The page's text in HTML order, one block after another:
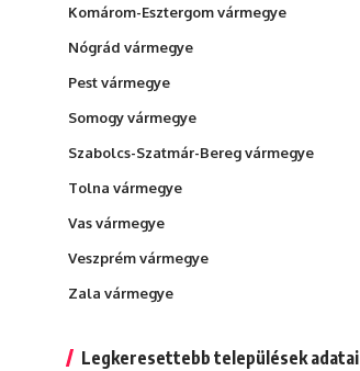
Komárom-Esztergom vármegye
Nógrád vármegye
Pest vármegye
Somogy vármegye
Szabolcs-Szatmár-Bereg vármegye
Tolna vármegye
Vas vármegye
Veszprém vármegye
Zala vármegye
Legkeresettebb települések adatai